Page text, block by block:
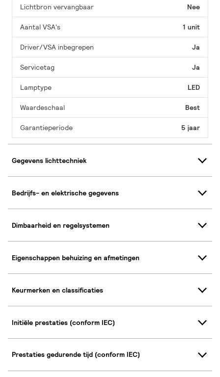
Lichtbron vervangbaar Nee
Aantal VSA's 1 unit
Driver/VSA inbegrepen Ja
Servicetag Ja
Lamptype LED
Waardeschaal Best
Garantieperiode 5 jaar
Gegevens lichttechniek
Bedrijfs- en elektrische gegevens
Dimbaarheid en regelsystemen
Eigenschappen behuizing en afmetingen
Keurmerken en classificaties
Initiële prestaties (conform IEC)
Prestaties gedurende tijd (conform IEC)